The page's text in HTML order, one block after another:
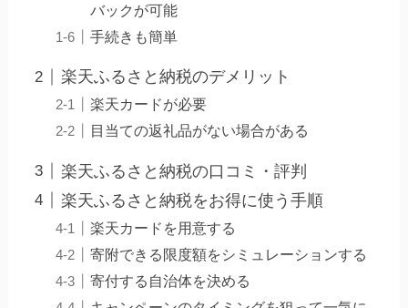
バックが可能
手続きも簡単
楽天ふるさと納税のデメリット
楽天カードが必要
目当ての返礼品がない場合がある
楽天ふるさと納税の口コミ・評判
楽天ふるさと納税をお得に使う手順
楽天カードを用意する
寄附できる限度額をシミュレーションする
寄付する自治体を決める